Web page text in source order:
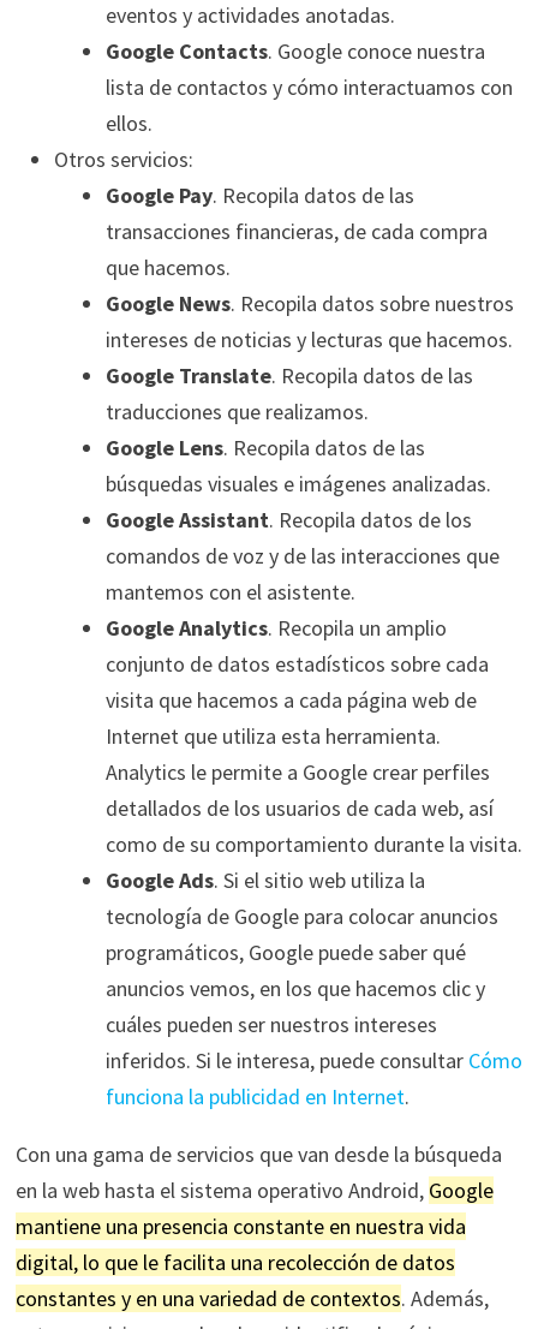
eventos y actividades anotadas.
Google Contacts. Google conoce nuestra
lista de contactos y cómo interactuamos con
ellos.
Otros servicios:
Google Pay. Recopila datos de las
transacciones financieras, de cada compra
que hacemos.
Google News. Recopila datos sobre nuestros
intereses de noticias y lecturas que hacemos.
Google Translate. Recopila datos de las
traducciones que realizamos.
Google Lens. Recopila datos de las
búsquedas visuales e imágenes analizadas.
Google Assistant. Recopila datos de los
comandos de voz y de las interacciones que
mantemos con el asistente.
Google Analytics. Recopila un amplio
conjunto de datos estadísticos sobre cada
visita que hacemos a cada página web de
Internet que utiliza esta herramienta.
Analytics le permite a Google crear perfiles
detallados de los usuarios de cada web, así
como de su comportamiento durante la visita.
Google Ads. Si el sitio web utiliza la
tecnología de Google para colocar anuncios
programáticos, Google puede saber qué
anuncios vemos, en los que hacemos clic y
cuáles pueden ser nuestros intereses
inferidos. Si le interesa, puede consultar Cómo
funciona la publicidad en Internet.
Con una gama de servicios que van desde la búsqueda
en la web hasta el sistema operativo Android, Google
mantiene una presencia constante en nuestra vida
digital, lo que le facilita una recolección de datos
constantes y en una variedad de contextos. Además,